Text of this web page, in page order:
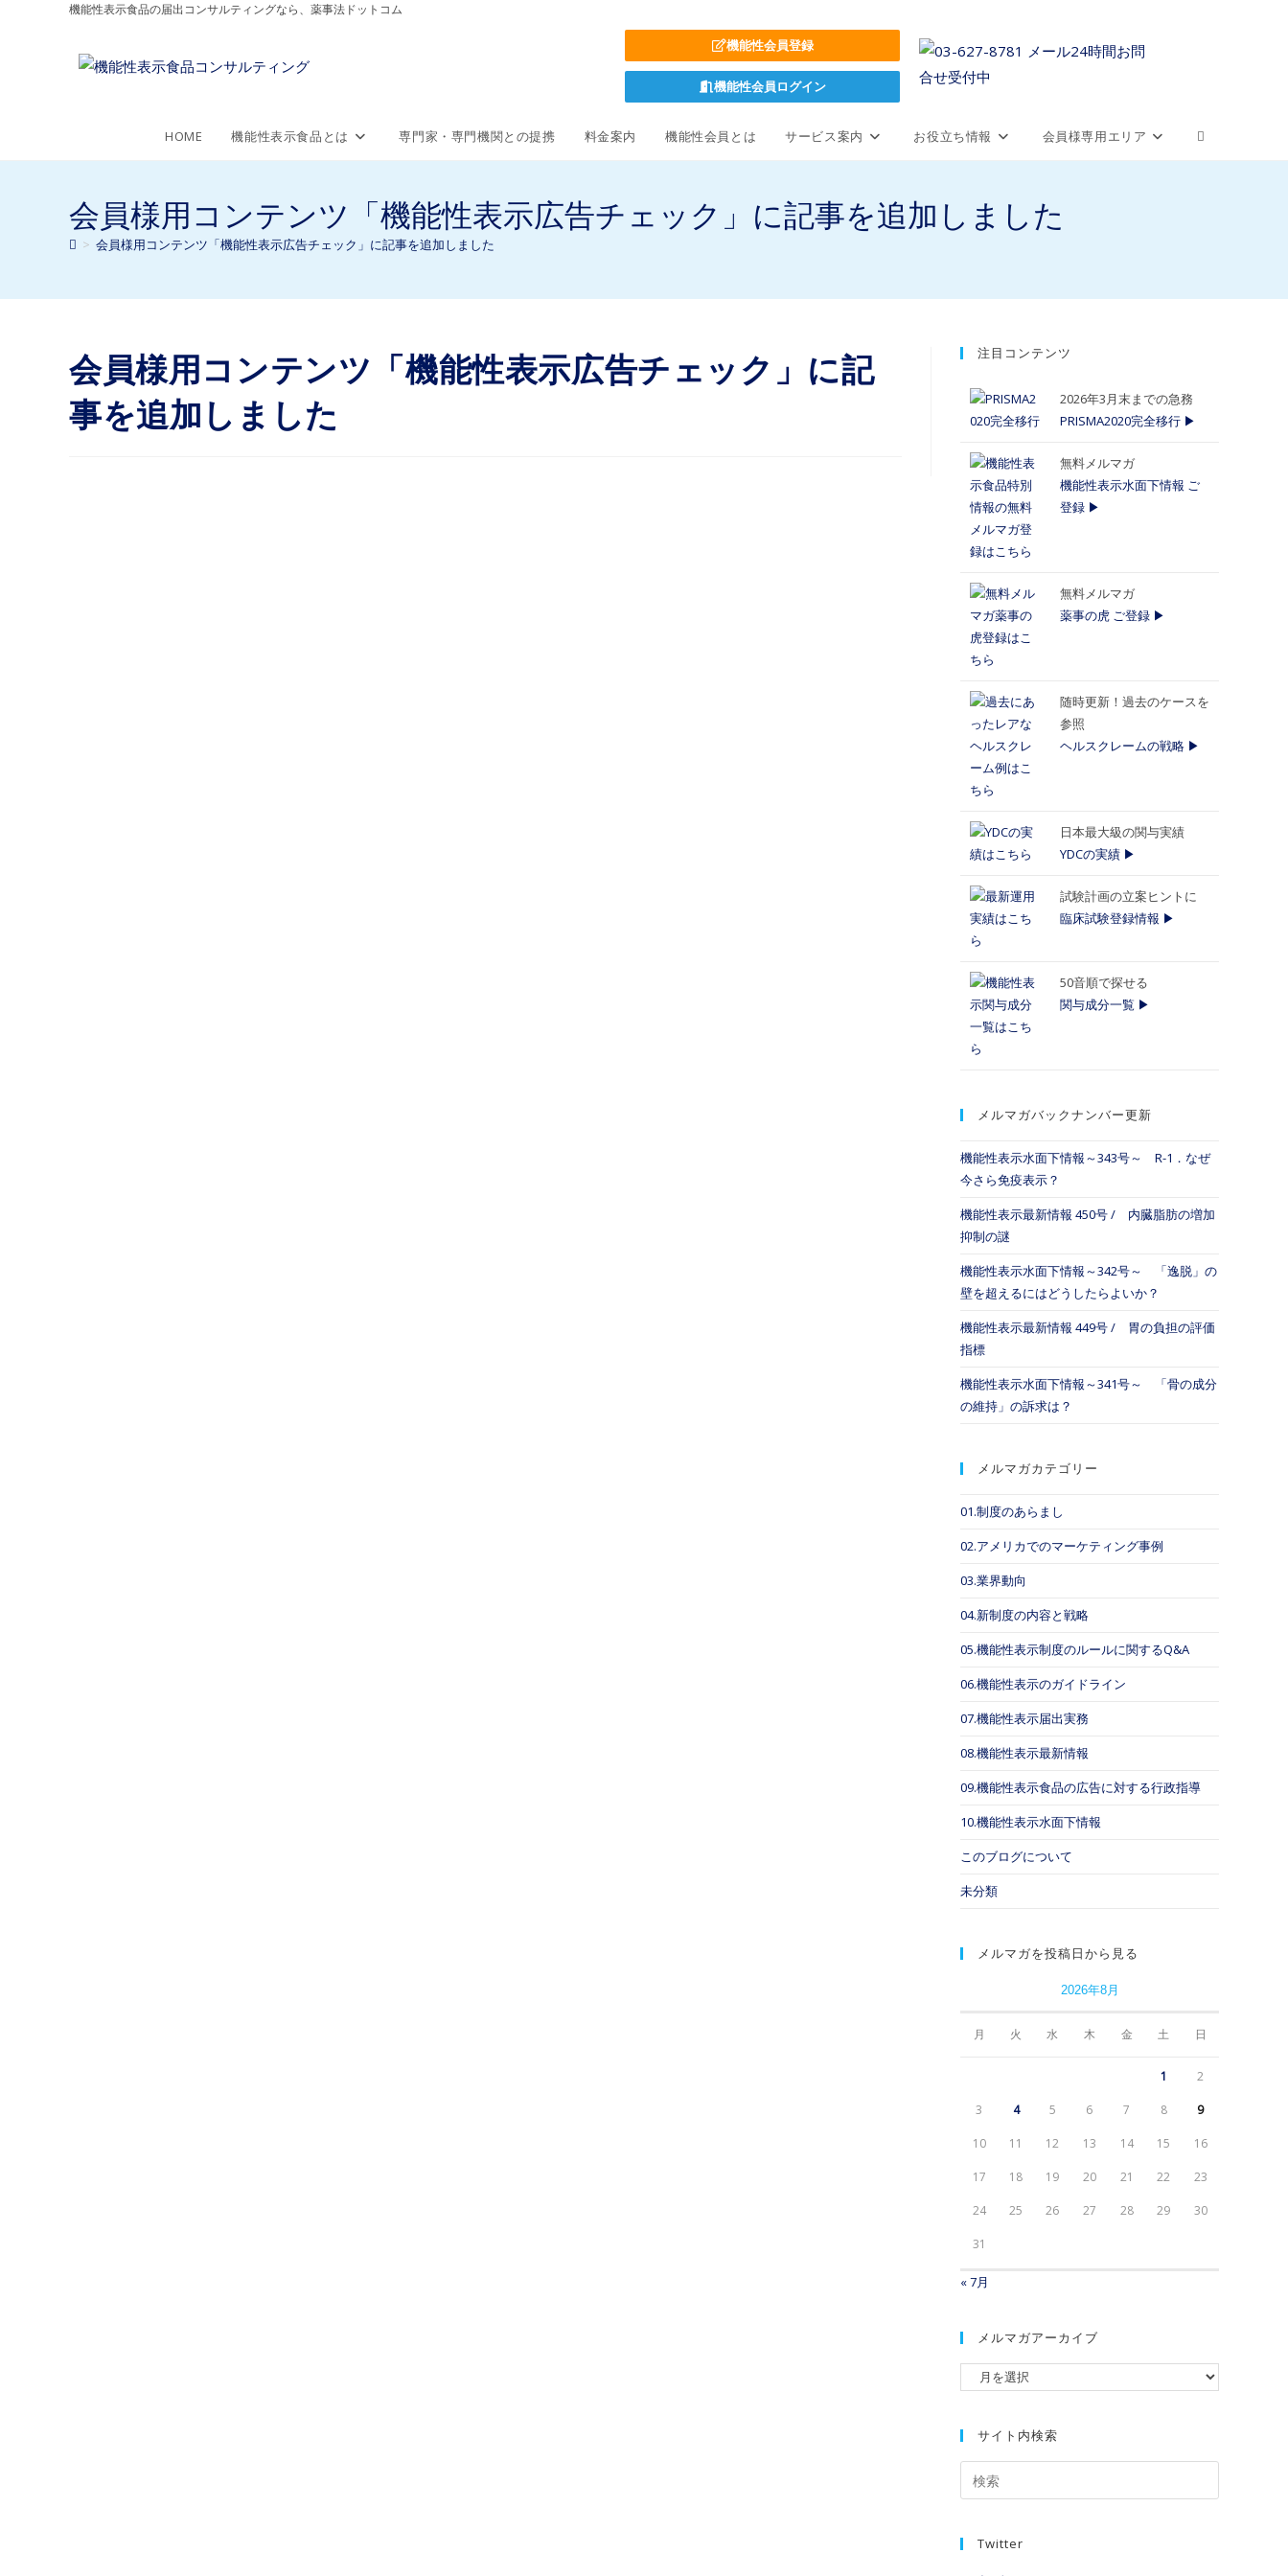
機能性表示食品の届出コンサルティングなら、薬事法ドットコム
機能性会員登録
機能性会員ログイン
HOME 機能性表示食品とは 専門家・専門機関との提携 料金案内 機能性会員とは サービス案内 お役立ち情報 会員様専用エリア
会員様用コンテンツ「機能性表示広告チェック」に記事を追加しました
> 会員様用コンテンツ「機能性表示広告チェック」に記事を追加しました
会員様用コンテンツ「機能性表示広告チェック」に記
事を追加しました
注目コンテンツ
2026年3月末までの急務
PRISMA2020完全移行 ▶
無料メルマガ
機能性表示水面下情報 ご
登録 ▶
無料メルマガ
薬事の虎 ご登録 ▶
随時更新！過去のケースを
参照
ヘルスクレームの戦略 ▶
日本最大級の関与実績
YDCの実績 ▶
試験計画の立案ヒントに
臨床試験登録情報 ▶
50音順で探せる
関与成分一覧 ▶
メルマガバックナンバー更新
機能性表示水面下情報～343号～ R-1．なぜ
今さら免疫表示？
機能性表示最新情報 450号 / 内臓脂肪の増加
抑制の謎
機能性表示水面下情報～342号～ 「逸脱」の
壁を超えるにはどうしたらよいか？
機能性表示最新情報 449号 / 胃の負担の評価
指標
機能性表示水面下情報～341号～ 「骨の成分
の維持」の訴求は？
メルマガカテゴリー
01.制度のあらまし
02.アメリカでのマーケティング事例
03.業界動向
04.新制度の内容と戦略
05.機能性表示制度のルールに関するQ&A
06.機能性表示のガイドライン
07.機能性表示届出実務
08.機能性表示最新情報
09.機能性表示食品の広告に対する行政指導
10.機能性表示水面下情報
このブログについて
未分類
メルマガを投稿日から見る
2026年8月
月 火 水 木 金 土 日
1 2
3 4 5 6 7 8 9
10 11 12 13 14 15 16
17 18 19 20 21 22 23
24 25 26 27 28 29 30
31
« 7月
メルマガアーカイブ
サイト内検索
Twitter